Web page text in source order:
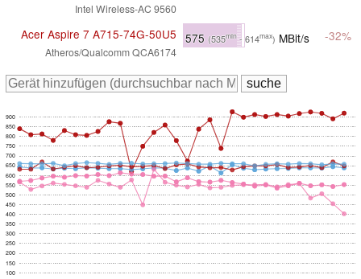
Intel Wireless-AC 9560
Acer Aspire 7 A715-74G-50U5
Atheros/Qualcomm QCA6174
575 (535min- 614max) MBit/s -32%
100
150
200
250
300
350
400
450
500
550
600
650
700
750
800
850
900